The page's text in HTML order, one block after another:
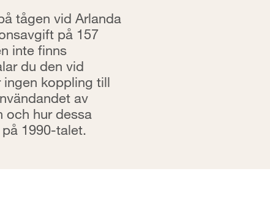
tågen vid Arlanda
på 157
inte finns
du den vid
ingen koppling till
av
och hur dessa
1990-talet.